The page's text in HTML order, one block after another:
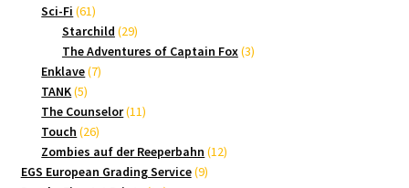
Sci-Fi 6161
Produkte
Starchild 2929
Produkte
The Adventures of Captain Fox 33
Enklave 77
TANK 55
Produkte
The Counselor 1111
Touch 2626
Produkte
Zombies auf der Reeperbahn 1212
EGS European Grading Service 99